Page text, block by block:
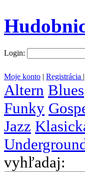
Login:
Moje konto | Registrácia |
Altern Blues
Funky
Jazz
vyhľadaj: